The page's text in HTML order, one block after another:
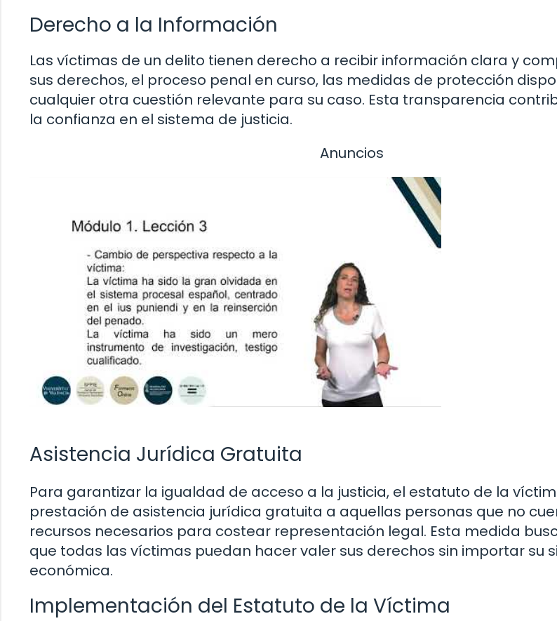
Derecho a la Información
Las víctimas de un delito tienen derecho a recibir información clara y
sus derechos, el proceso penal en curso, las medidas de protección
cualquier otra cuestión relevante para su caso. Esta transparencia
la confianza en el sistema de justicia.
Anuncios
Asistencia Jurídica Gratuita
Para garantizar la igualdad de acceso a la justicia, el estatuto de la
prestación de asistencia jurídica gratuita a aquellas personas que no
recursos necesarios para costear representación legal. Esta medida
que todas las víctimas puedan hacer valer sus derechos sin importar su
económica.
Implementación del Estatuto de la Víctima